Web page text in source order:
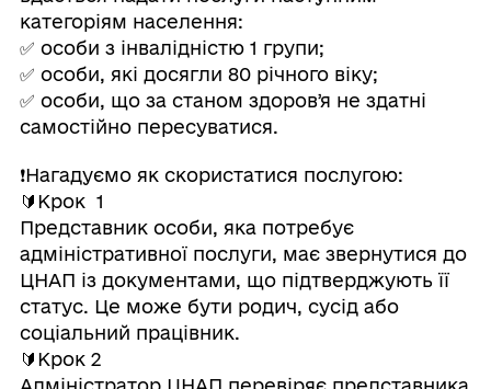
категоріям населення:
✅ особи з інвалідністю 1 групи;
✅ особи, які досягли 80 річного віку;
✅ особи, що за станом здоровʼя не здатні
самостійно пересуватися.
❗Нагадуємо як скористатися послугою:
🔰Крок 1
Представник особи, яка потребує
адміністративної послуги, має звернутися до
ЦНАП із документами, що підтверджують її
статус. Це може бути родич, сусід або
соціальний працівник.
🔰Крок 2